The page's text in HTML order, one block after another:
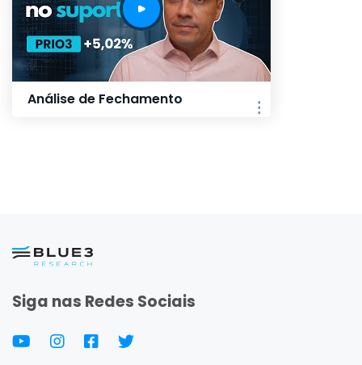
Análise de Fechamento
Siga nas Redes Sociais